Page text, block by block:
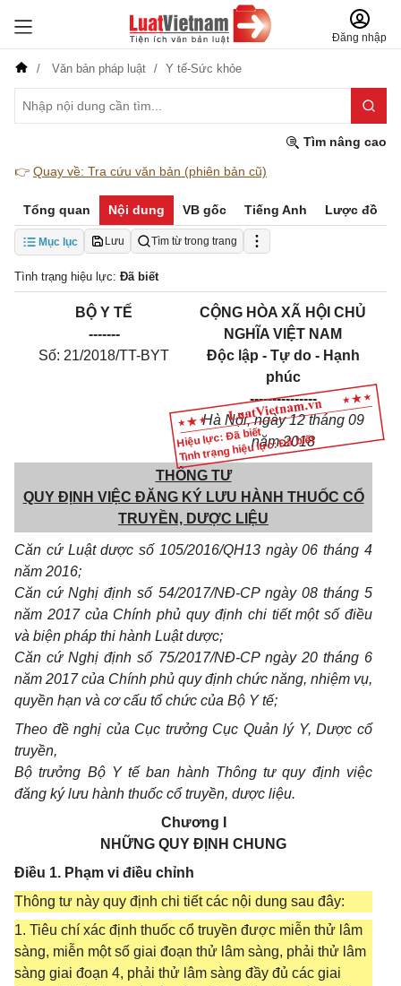
Đăng nhập
Văn bản pháp luật Y tế-Sức khỏe
Tìm nâng cao
👉 Quay về: Tra cứu văn bản (phiên bản cũ)
Tổng quan Nội dung VB gốc Tiếng Anh Lược đồ
Mục lục Lưu Tìm từ trong trang
Tình trạng hiệu lực: Đã biết
Hiệu lực: Đã biết
Tình trạng hiệu lực: Đã biết
BỘ Y TẾ
-------
Số: 21/2018/TT-BYT
CỘNG HÒA XÃ HỘI CHỦ
NGHĨA VIỆT NAM
Độc lập - Tự do - Hạnh
phúc
---------------
Hà Nội, ngày12tháng 09
năm2018
THÔNG TƯ
QUY ĐỊNH VIỆC ĐĂNG KÝ LƯU HÀNH THUỐC CỔ
TRUYỀN, DƯỢC LIỆU
Căn cứ Luật dược số 105/2016/QH13 ngày 06 tháng 4
năm 2016;
Căn cứ Nghị định số 54/2017/NĐ-CP ngày 08 tháng 5
năm 2017 của Chính phủ quy định chi tiết một số điều
và biện pháp thi hành Luật dược;
Căn cứ Nghị định số 75/2017/NĐ-CP ngày 20 tháng 6
năm 2017 của Chính phủ quy định chức năng, nhiệm vụ,
quyền hạn và cơ cấu tổ chức của Bộ Y tế;
Theo đề nghị của Cục trưởng Cục Quản lý Y, Dược cổ
truyền,
Bộ trưởng Bộ Y tế ban hành Thông tư quy định việc
đăng kýlưu hành thuốc cổtruyền, dược liệu.
Chương I
NHỮNG QUY ĐỊNH CHUNG
Điều 1. Phạm vi điều chỉnh
Thông tư này quy định chi tiết các nội dung sau đây:
1. Tiêu chí xác định thuốc cổ truyền được miễn thử lâm
sàng, miễn một số giai đoạn thử lâm sàng, phải thử lâm
sàng giai đoạn 4, phải thử lâm sàng đầy đủ các giai